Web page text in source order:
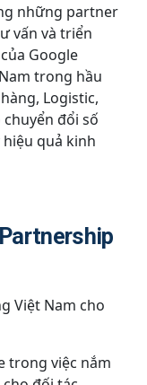
những partner
vấn và triển
Google
trong hầu
Logistic,
đổi số
quả kinh
Việt Nam cho
trong việc nắm